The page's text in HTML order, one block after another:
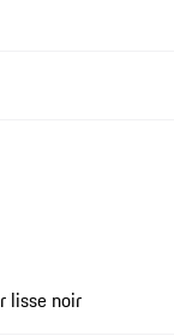
lisse noir